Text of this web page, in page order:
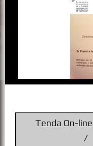
Tenda On-line